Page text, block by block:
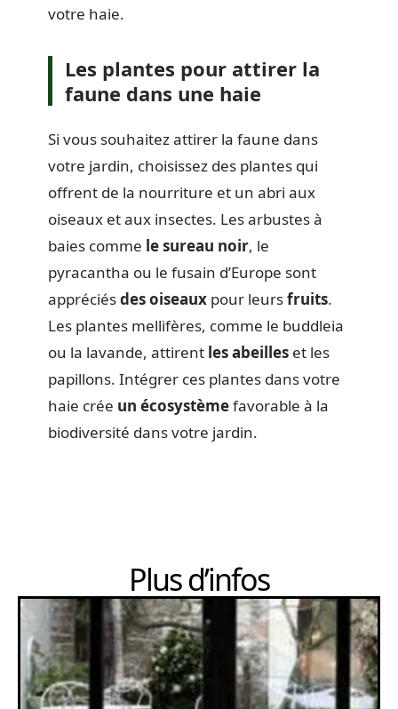
votre haie.
Les plantes pour attirer la
faune dans une haie
Si vous souhaitez attirer la faune dans
votre jardin, choisissez des plantes qui
offrent de la nourriture et un abri aux
oiseaux et aux insectes. Les arbustes à
baies comme le sureau noir, le
pyracantha ou le fusain d’Europe sont
appréciésdes oiseaux pour leursfruits.
Les plantes mellifères, comme le buddleia
ou la lavande, attirent les abeilles et les
papillons. Intégrer ces plantes dans votre
haie crée un écosystèmefavorable à la
biodiversité dans votre jardin.
Plus d’infos